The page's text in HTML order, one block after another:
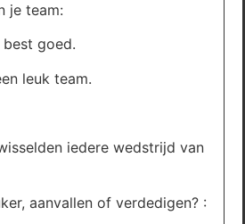
je team:
goed.
leuk team.
iedere wedstrijd van
aanvallen of verdedigen? :